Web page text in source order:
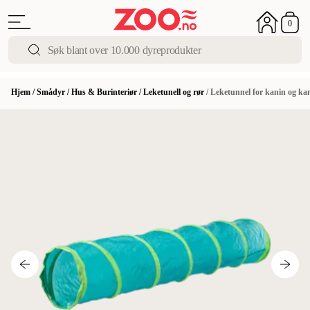
0
Hjem /Smådyr /Hus & Burinteriør /Leketunell og rør /Leketunnel for kanin og